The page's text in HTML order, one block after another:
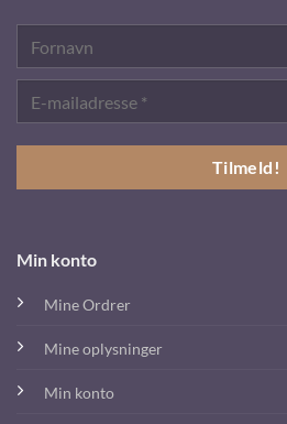
Min konto
Mine Ordrer
Mine oplysninger
Min konto